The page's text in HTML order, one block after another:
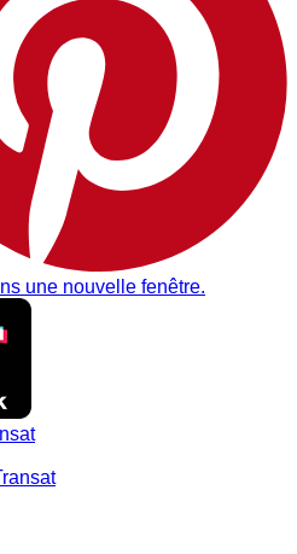
une nouvelle fenêtre.